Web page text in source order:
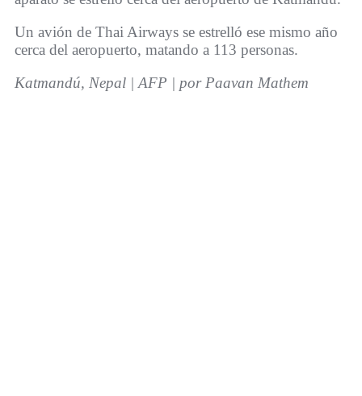
Un avión de Thai Airways se estrelló ese mismo año
cerca del aeropuerto, matando a 113 personas.
Katmandú, Nepal | AFP | por Paavan Mathem